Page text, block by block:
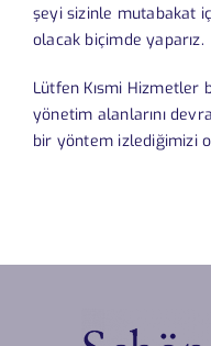
şeyi sizinle mutabakat
olacak biçimde yaparız.
Lütfen Kısmi Hizmetler
yönetim alanlarını
bir yöntem izlediğimizi